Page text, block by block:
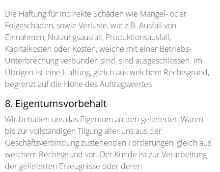
Die Haftung für indirekte Schäden wie Mangel- oder
Folgeschäden, sowie Verluste, wie z.B. Ausfall von
Einnahmen, Nutzungsausfall, Produktionsausfall,
Kapitalkosten oder Kosten, welche mit einer Betriebs-
Unterbrechung verbunden sind, sind ausgeschlossen. Im
Übrigen ist eine Haftung, gleich aus welchem Rechtsgrund,
begrenzt auf die Höhe des Auftragswertes
8. Eigentumsvorbehalt
Wir behalten uns das Eigentum an den gelieferten Waren
bis zur vollständigen Tilgung aller uns aus der
Geschäftsverbindung zustehenden Forderungen, gleich aus
welchem Rechtsgrund vor. Der Kunde ist zur Verarbeitung
der gelieferten Erzeugnisse oder deren